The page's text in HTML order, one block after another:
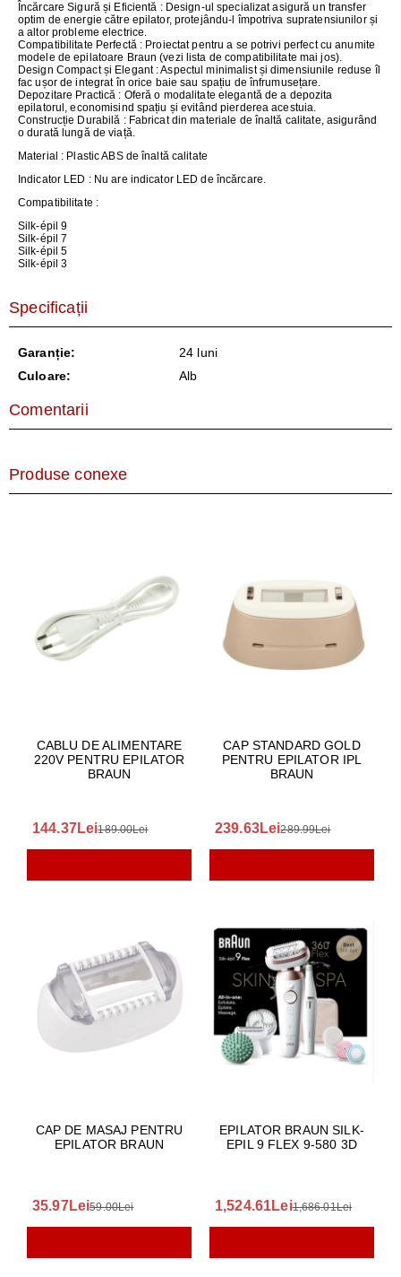
Încărcare Sigură și Eficientă : Design-ul specializat asigură un transfer
optim de energie către epilator, protejându-l împotriva supratensiunilor și
a altor probleme electrice.
Compatibilitate Perfectă: Proiectat pentru a se potrivi perfect cu anumite
modele de epilatoare Braun (vezi lista de compatibilitate mai jos).
Design Compact și Elegant: Aspectul minimalist și dimensiunile reduse îl
fac ușor de integrat în orice baie sau spațiu de înfrumusețare.
Depozitare Practică : Oferă o modalitate elegantă de a depozita
epilatorul, economisind spațiu și evitând pierderea acestuia.
Construcție Durabilă : Fabricat din materiale de înaltă calitate, asigurând
o durată lungă de viață.
Material : Plastic ABS de înaltă calitate
Indicator LED : Nu are indicator LED de încărcare.
Compatibilitate :
Silk-épil 9
Silk-épil 7
Silk-épil 5
Silk-épil 3
Specificații
Garanție:
24 luni
Culoare:
Alb
Comentarii
Produse conexe
CABLU DE ALIMENTARE
220V PENTRU EPILATOR
BRAUN
144.37Lei189.00Lei
CAP STANDARD GOLD
PENTRU EPILATOR IPL
BRAUN
239.63Lei289.99Lei
CAP DE MASAJ PENTRU
EPILATOR BRAUN
35.97Lei59.00Lei
EPILATOR BRAUN SILK-
EPIL 9 FLEX 9-580 3D
1,524.61Lei1,686.01Lei